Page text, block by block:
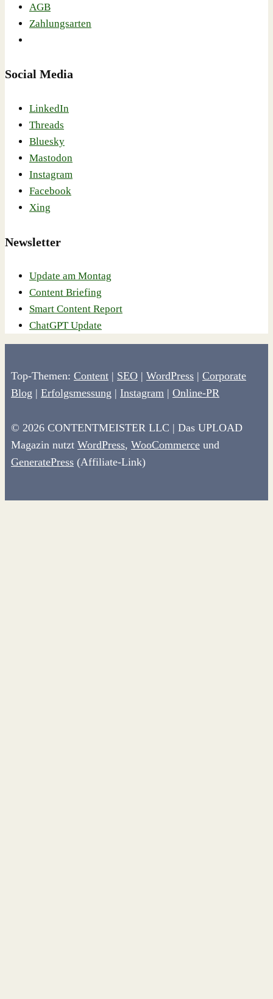
AGB
Zahlungsarten
Social Media
LinkedIn
Threads
Bluesky
Mastodon
Instagram
Facebook
Xing
Newsletter
Update am Montag
Content Briefing
Smart Content Report
ChatGPT Update
Top-Themen: Content | SEO | WordPress | Corporate
Blog | Erfolgsmessung | Instagram | Online-PR
© 2026 CONTENTMEISTER LLC | Das UPLOAD
Magazin nutzt WordPress, WooCommerce und
GeneratePress (Affiliate-Link)